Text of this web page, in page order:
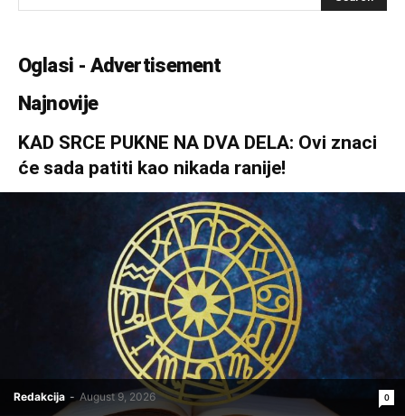
Oglasi - Advertisement
Najnovije
KAD SRCE PUKNE NA DVA DELA: Ovi znaci
će sada patiti kao nikada ranije!
Redakcija - August 9, 2026 0